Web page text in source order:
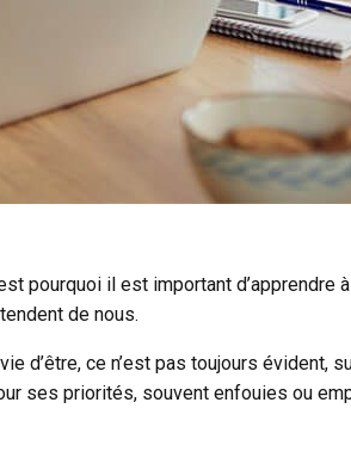
pourquoi il est important d’apprendre
de nous.
d’être, ce n’est pas toujours évident,
ses priorités, souvent enfouies ou